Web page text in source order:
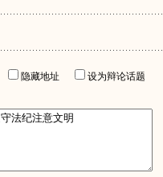
隐藏地址
设为辩论话题